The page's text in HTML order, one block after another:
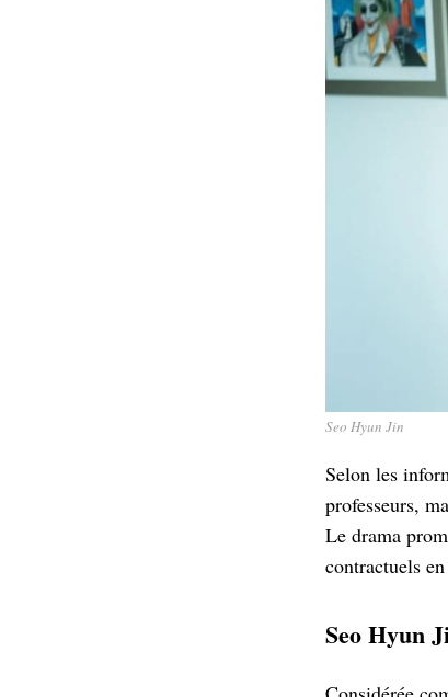
Seo Hyun Jin
Selon les
professeurs,
Le drama
contractuels
Seo Hyun